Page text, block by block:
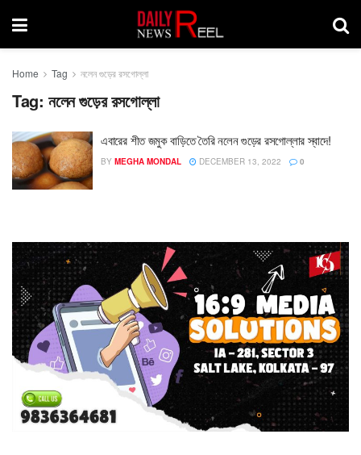
Home Tag নলেন গুড়ের রসগোল্লা
Tag: নলেন গুড়ের রসগোল্লা
এবারের শীত জমুক বাড়িতে তৈরি নলেন গুড়ের রসগোল্লার স্বাদে!
BY MEGHA MONDAL DECEMBER 13, 2022 0